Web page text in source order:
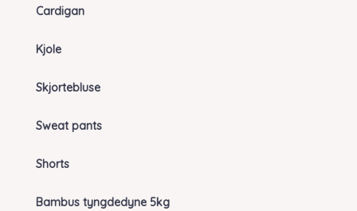
Cardigan
Kjole
Skjortebluse
Sweat pants
Shorts
Bambus tyngdedyne 5kg